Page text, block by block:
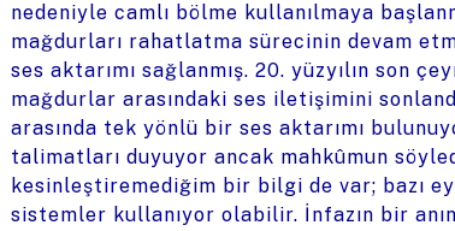
nedeniyle camlı bölme kullanılmaya
mağdurları rahatlatma sürecinin devam
ses aktarımı sağlanmış. 20. yüzyılın son
mağdurlar arasındaki ses iletişimini
arasında tek yönlü bir ses aktarımı
talimatları duyuyor ancak mahkûmun
kesinleştiremediğim bir bilgi de var; bazı
sistemler kullanıyor olabilir. İnfazın bir